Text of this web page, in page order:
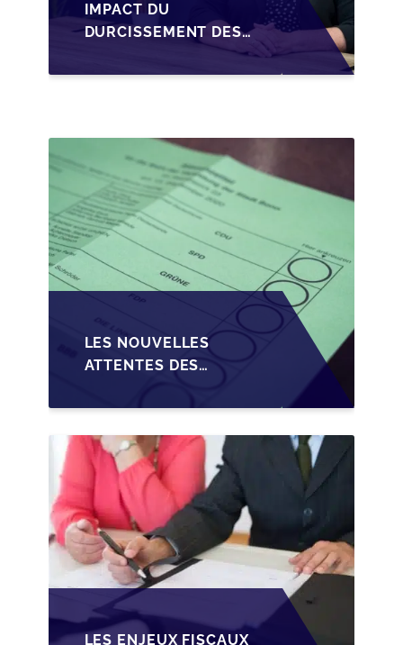
IMPACT DU
DURCISSEMENT DES
CRÉDIT SUR LA
LES NOUVELLES
ATTENTES DES
TRANSMISSION DES
PME BELGES
LES ENJEUX FISCAUX